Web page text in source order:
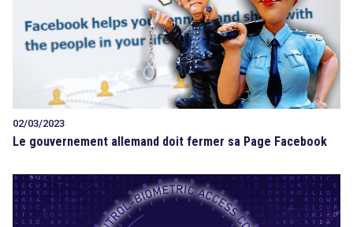
02/03/2023
Le gouvernement allemand doit fermer sa Page Facebook